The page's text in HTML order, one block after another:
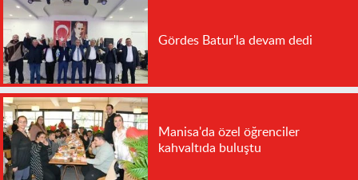
Gördes Batur'la devam dedi
Manisa'da özel öğrenciler
kahvaltıda buluştu